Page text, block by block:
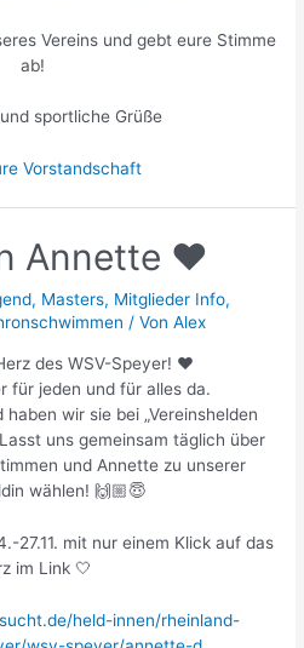
Vereins und gebt eure Stimme
ab!
sportliche Grüße
Vorstandschaft
Annette ❤️
, Masters, Mitglieder Info,
/ VonAlex
des WSV-Speyer! ❤️
für jeden und für alles da.
wir sie bei „Vereinshelden
uns gemeinsam täglich über
und Annette zu unserer
wählen! 🙌🏼😇
27.11. mit nur einem Klick auf das
im Link 🤍
held-innen/rheinland-